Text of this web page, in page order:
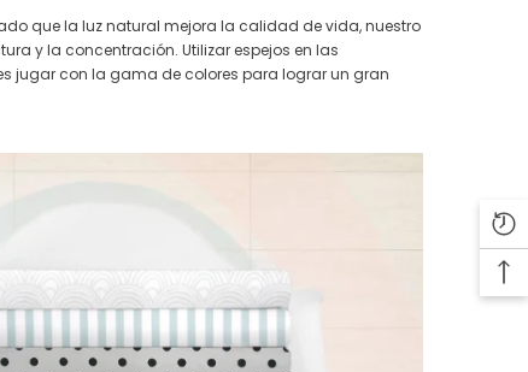
que la luz natural mejora la calidad de vida, nuestro
y la concentración. Utilizar espejos en las
jugar con la gama de colores para lograr un gran